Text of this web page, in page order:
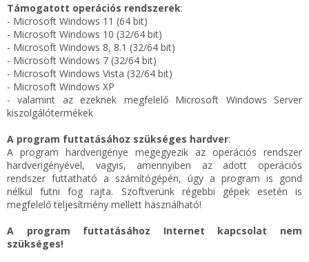
Támogatott operációs rendszerek:
- Microsoft Windows 11 (64 bit)
- Microsoft Windows 10 (32/64 bit)
- Microsoft Windows 8, 8.1 (32/64 bit)
- Microsoft Windows 7 (32/64 bit)
- Microsoft Windows Vista (32/64 bit)
- Microsoft Windows XP
- valamint az ezeknek megfelelő Microsoft Windows Server
kiszolgálótermékek
A program futtatásához szükséges hardver:
A program hardverigénye megegyezik az operációs rendszer
hardverigényével, vagyis, amennyiben az adott operációs
rendszer futtatható a számítógépén, úgy a program is gond
nélkül futni fog rajta. Szoftverünk régebbi gépek esetén is
megfelelő teljesítmény mellett használható!
A program futtatásához Internet kapcsolat nem
szükséges!